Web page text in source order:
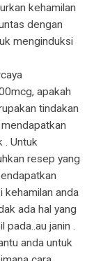
kehamilan
dengan
menginduksi
apakah
tindakan
. Untuk
resep yang
kehamilan anda
ada hal yang
janin .
anda untuk